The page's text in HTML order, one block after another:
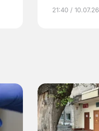
21:40 / 10.07.26